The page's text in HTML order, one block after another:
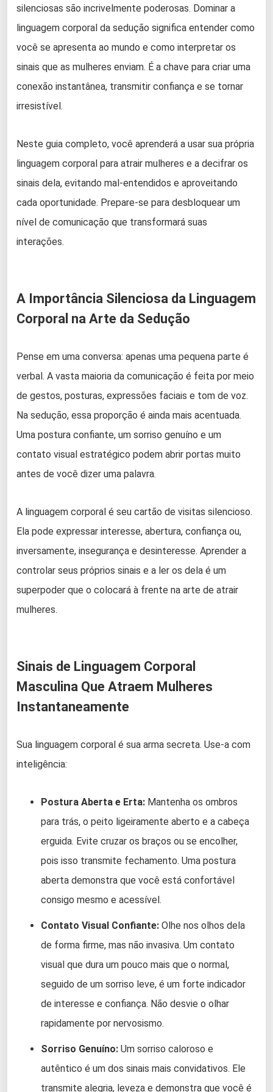
silenciosas são incrivelmente poderosas. Dominar a
linguagem corporal da sedução significa entender como
você se apresenta ao mundo e como interpretar os
sinais que as mulheres enviam. É a chave para criar uma
conexão instantânea, transmitir confiança e se tornar
irresistível.
Neste guia completo, você aprenderá a usar sua própria
linguagem corporal para atrair mulheres e a decifrar os
sinais dela, evitando mal-entendidos e aproveitando
cada oportunidade. Prepare-se para desbloquear um
nível de comunicação que transformará suas
interações.
A Importância Silenciosa da Linguagem
Corporal na Arte da Sedução
Pense em uma conversa: apenas uma pequena parte é
verbal. A vasta maioria da comunicação é feita por meio
de gestos, posturas, expressões faciais e tom de voz.
Na sedução, essa proporção é ainda mais acentuada.
Uma postura confiante, um sorriso genuíno e um
contato visual estratégico podem abrir portas muito
antes de você dizer uma palavra.
A linguagem corporal é seu cartão de visitas silencioso.
Ela pode expressar interesse, abertura, confiança ou,
inversamente, insegurança e desinteresse. Aprender a
controlar seus próprios sinais e a ler os dela é um
superpoder que o colocará à frente na arte de atrair
mulheres.
Sinais de Linguagem Corporal
Masculina Que Atraem Mulheres
Instantaneamente
Sua linguagem corporal é sua arma secreta. Use-a com
inteligência:
Postura Aberta e Erta: Mantenha os ombros
para trás, o peito ligeiramente aberto e a cabeça
erguida. Evite cruzar os braços ou se encolher,
pois isso transmite fechamento. Uma postura
aberta demonstra que você está confortável
consigo mesmo e acessível.
Contato Visual Confiante: Olhe nos olhos dela
de forma firme, mas não invasiva. Um contato
visual que dura um pouco mais que o normal,
seguido de um sorriso leve, é um forte indicador
de interesse e confiança. Não desvie o olhar
rapidamente por nervosismo.
Sorriso Genuíno: Um sorriso caloroso e
autêntico é um dos sinais mais convidativos. Ele
transmite alegria, leveza e demonstra que você é